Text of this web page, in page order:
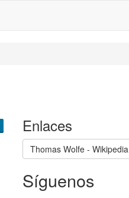
Enlaces
Thomas Wolfe - Wikipedia
Síguenos